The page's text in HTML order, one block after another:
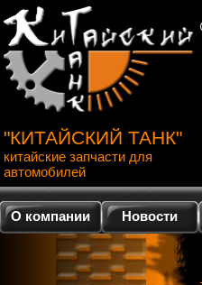
"КИТАЙСКИЙ ТАНК"
китайские запчасти для
автомобилей
О компании Новости